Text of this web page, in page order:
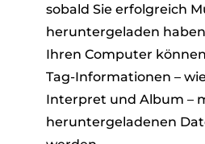
sobald Sie erfolgreich
heruntergeladen
Ihren Computer
Tag-Informationen –
Interpret und Album –
heruntergeladenen